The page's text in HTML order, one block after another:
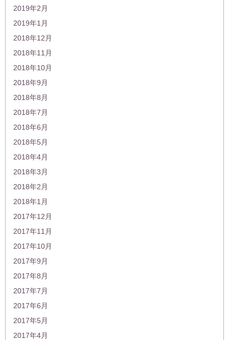
2019年2月
2019年1月
2018年12月
2018年11月
2018年10月
2018年9月
2018年8月
2018年7月
2018年6月
2018年5月
2018年4月
2018年3月
2018年2月
2018年1月
2017年12月
2017年11月
2017年10月
2017年9月
2017年8月
2017年7月
2017年6月
2017年5月
2017年4月